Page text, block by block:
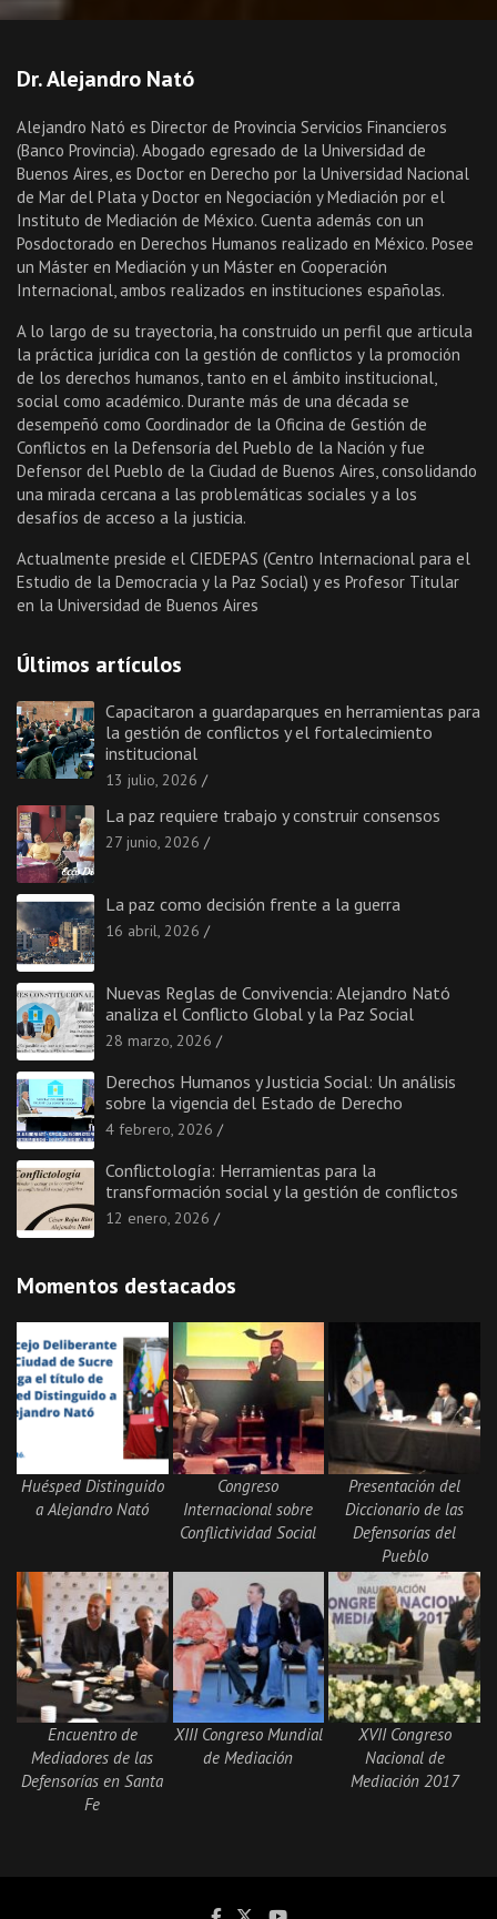
Dr. Alejandro Nató
Alejandro Nató es Director de Provincia Servicios Financieros
(Banco Provincia). Abogado egresado de la Universidad de
Buenos Aires, es Doctor en Derecho por la Universidad Nacional
de Mar del Plata y Doctor en Negociación y Mediación por el
Instituto de Mediación de México. Cuenta además con un
Posdoctorado en Derechos Humanos realizado en México. Posee
un Máster en Mediación y un Máster en Cooperación
Internacional, ambos realizados en instituciones españolas.
A lo largo de su trayectoria, ha construido un perfil que articula
la práctica jurídica con la gestión de conflictos y la promoción
de los derechos humanos, tanto en el ámbito institucional,
social como académico. Durante más de una década se
desempeñó como Coordinador de la Oficina de Gestión de
Conflictos en la Defensoría del Pueblo de la Nación y fue
Defensor del Pueblo de la Ciudad de Buenos Aires, consolidando
una mirada cercana a las problemáticas sociales y a los
desafíos de acceso a la justicia.
Actualmente preside el CIEDEPAS (Centro Internacional para el
Estudio de la Democracia y la Paz Social) y es Profesor Titular
en la Universidad de Buenos Aires
Últimos artículos
Capacitaron a guardaparques en herramientas para
la gestión de conflictos y el fortalecimiento
institucional
13 julio, 2026
La paz requiere trabajo y construir consensos
27 junio, 2026
La paz como decisión frente a la guerra
16 abril, 2026
Nuevas Reglas de Convivencia: Alejandro Nató
analiza el Conflicto Global y la Paz Social
28 marzo, 2026
Derechos Humanos y Justicia Social: Un análisis
sobre la vigencia del Estado de Derecho
4 febrero, 2026
Conflictología: Herramientas para la
transformación social y la gestión de conflictos
12 enero, 2026
Momentos destacados
Huésped Distinguido
a Alejandro Nató
Congreso
Internacional sobre
Conflictividad Social
Presentación del
Diccionario de las
Defensorías del
Pueblo
Encuentro de
Mediadores de las
Defensorías en Santa
Fe
XIII Congreso Mundial
de Mediación
XVII Congreso
Nacional de
Mediación 2017